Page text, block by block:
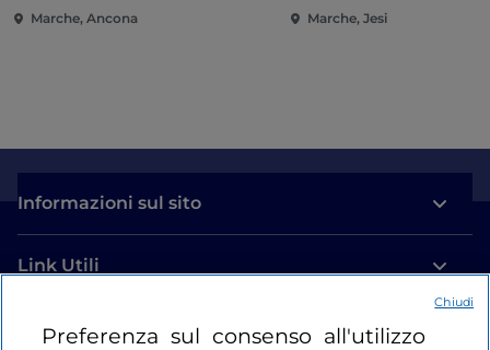
Marche, Ancona Marche, Jesi
Informazioni sul sito
Link Utili
Login
Preferenza sul consenso all'utilizzo
Chiudi